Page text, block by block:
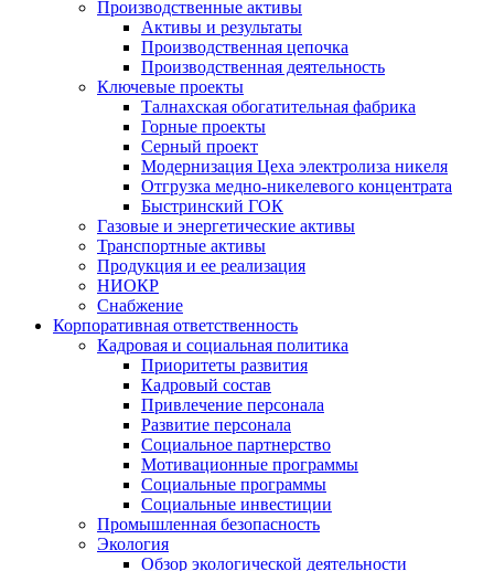
Производственные активы
Активы и результаты
Производственная цепочка
Производственная деятельность
Ключевые проекты
Талнахская обогатительная фабрика
Горные проекты
Серный проект
Модернизация Цеха электролиза никеля
Отгрузка медно-никелевого концентрата
Быстринский ГОК
Газовые и энергетические активы
Транспортные активы
Продукция и ее реализация
НИОКР
Снабжение
Корпоративная ответственность
Кадровая и социальная политика
Приоритеты развития
Кадровый состав
Привлечение персонала
Развитие персонала
Социальное партнерство
Мотивационные программы
Социальные программы
Социальные инвестиции
Промышленная безопасность
Экология
Обзор экологической деятельности